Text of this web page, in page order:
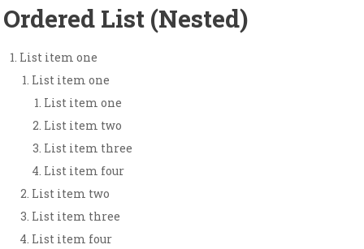
Ordered List (Nested)
List item one
List item one
List item one
List item two
List item three
List item four
List item two
List item three
List item four